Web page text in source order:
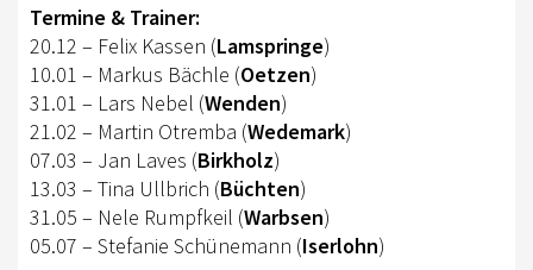
SPONSOR WERDEN
AUS- UND FORTBILDUNG
WESTERN-REITABZEICHEN
TRAINERAUSBILDUNG
AUSBILDUNG TURNIERFACHLEUTE
EWU-SHOP
Termine & Trainer:
20.12 – Felix Kassen (Lamspringe)
10.01 – Markus Bächle (Oetzen)
31.01 – Lars Nebel (Wenden)
21.02 – Martin Otremba (Wedemark)
07.03 – Jan Laves (Birkholz)
13.03 – Tina Ullbrich (Büchten)
31.05 – Nele Rumpfkeil (Warbsen)
05.07 – Stefanie Schünemann (Iserlohn)